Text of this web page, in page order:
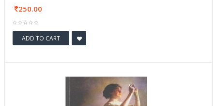
250.00
ADD TO CART